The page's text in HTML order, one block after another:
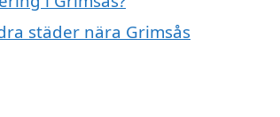
städer nära Grimsås